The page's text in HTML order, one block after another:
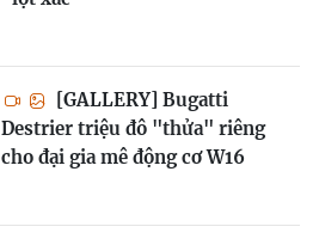
[GALLERY] Bugatti
Destrier triệu đô "thửa" riêng
cho đại gia mê động cơ W16